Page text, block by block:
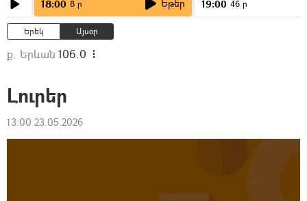
18:00 8 ր Եթեր 19:00 46 ր
Երեկ Այսօր
ք. Երևան 106.0
Լուրեր
13:00 23.05.2026